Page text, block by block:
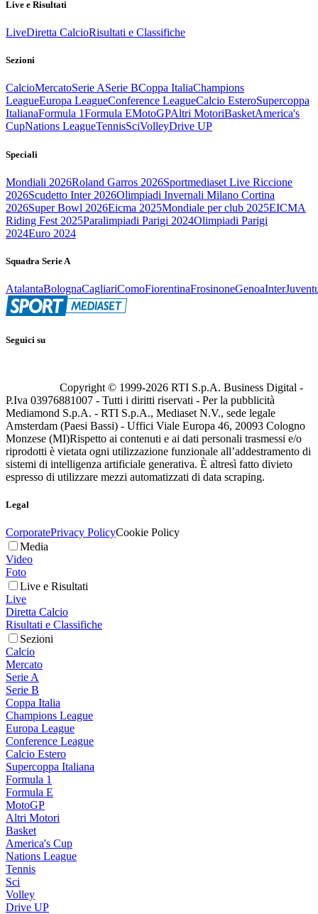
Live e Risultati
LiveDiretta CalcioRisultati e Classifiche
Sezioni
CalcioMercatoSerie ASerie BCoppa ItaliaChampions
LeagueEuropa LeagueConference LeagueCalcio EsteroSupercoppa
ItalianaFormula 1Formula EMotoGPAltri MotoriBasketAmerica's
CupNations LeagueTennisSciVolleyDrive UP
Speciali
Mondiali 2026Roland Garros 2026Sportmediaset Live Riccione
2026Scudetto Inter 2026Olimpiadi Invernali Milano Cortina
2026Super Bowl 2026Eicma 2025Mondiale per club 2025EICMA
Riding Fest 2025Paralimpiadi Parigi 2024Olimpiadi Parigi
2024Euro 2024
Squadra Serie A
AtalantaBolognaCagliariComoFiorentinaFrosinoneGenoaInter
Seguici su
Copyright © 1999-2026 RTI S.p.A. Business Digital -
P.Iva 03976881007 - Tutti i diritti riservati - Per la pubblicità
Mediamond S.p.A. - RTI S.p.A., Mediaset N.V., sede legale
Amsterdam (Paesi Bassi) - Uffici Viale Europa 46, 20093 Cologno
Monzese (MI)Rispetto ai contenuti e ai dati personali trasmessi e/o
riprodotti è vietata ogni utilizzazione funzionale all’addestramento di
sistemi di intelligenza artificiale generativa. È altresì fatto divieto
espresso di utilizzare mezzi automatizzati di data scraping.
Legal
CorporatePrivacy PolicyCookie Policy
Media
Video
Foto
Live e Risultati
Live
Diretta Calcio
Risultati e Classifiche
Sezioni
Calcio
Mercato
Serie A
Serie B
Coppa Italia
Champions League
Europa League
Conference League
Calcio Estero
Supercoppa Italiana
Formula 1
Formula E
MotoGP
Altri Motori
Basket
America's Cup
Nations League
Tennis
Sci
Volley
Drive UP